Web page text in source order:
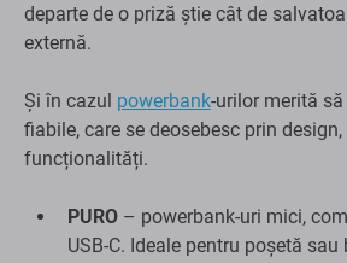
departe de o priză știe cât de
externă.
Și în cazul powerbank-urilor merită
fiabile, care se deosebesc prin
funcționalități.
PURO – powerbank-uri mici,
USB-C. Ideale pentru poșetă sau